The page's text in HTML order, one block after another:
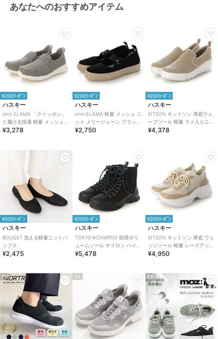
あなたへのおすすめアイテム
¥200ｸｰﾎﾟﾝ
ハスキー
onni ELAMA 「クイッポン」
と履ける快適 軽量 メッシュカ
ジュアルスリッポン
¥3,278
¥200ｸｰﾎﾟﾝ
ハスキー
onni ELAMA 軽量 メッシュ ニ
ット メリージェーン フラット
シューズ
¥2,750
¥200ｸｰﾎﾟﾝ
ハスキー
KITSON キットソン 厚底ウェ
ーブソール 軽量 ラメ入りニッ
ト スリッポン
¥4,378
¥200ｸｰﾎﾟﾝ
ハスキー
BOUQET 洗える軽量ニットパ
ンプス
¥2,475
¥200ｸｰﾎﾟﾝ
ハスキー
TOKYO☆CAMPGO 防滑ボリ
ュームソール ナイロン ハイカ
ット防水スニーカー
¥5,478
¥200ｸｰﾎﾟﾝ
ハスキー
KITSON キットソン 厚底 ウェ
ッジソール 軽量 レースアップ
ニットスニーカー
¥4,950
PR PR PR